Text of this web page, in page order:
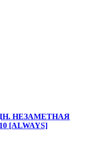
НЕЗАМЕТНАЯ